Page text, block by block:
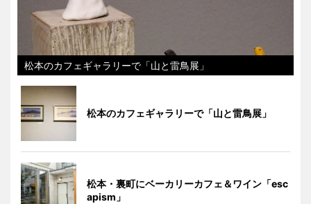
松本のカフェギャラリーで「山と雷鳥展」
松本のカフェギャラリーで「山と雷鳥展」
松本・裏町にベーカリーカフェ＆ワイン「esc
apism」